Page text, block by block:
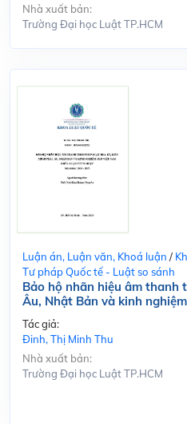
Nhà xuất bản:
Trường Đại học Luật TP.HCM
Luận án, Luận văn, Khoá luận /
Tư pháp Quốc tế - Luật so sánh
Bảo hộ nhãn hiệu âm thanh
Âu, Nhật Bản và kinh
Tác giả:
Đinh, Thị Minh Thu
Nhà xuất bản:
Trường Đại học Luật TP.HCM